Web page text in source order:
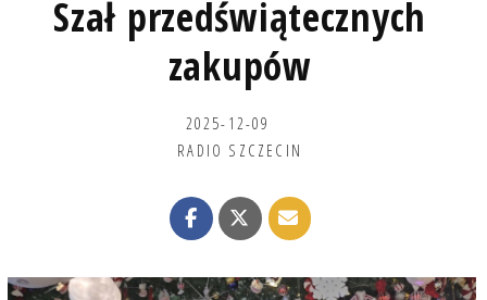
Szał przedświątecznych
zakupów
2025-12-09
RADIO SZCZECIN